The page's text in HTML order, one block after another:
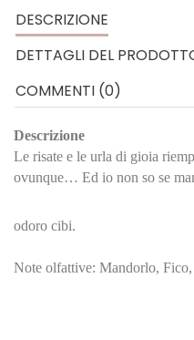
DESCRIZIONE
DETTAGLI DEL
COMMENTI (0)
Descrizione
Le risate e le urla di gioia
ovunque… Ed io non so se
odoro cibi.
Note olfattive: Mandorlo,